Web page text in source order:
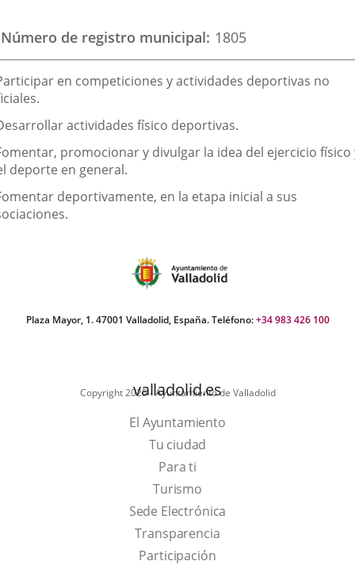
Número de registro municipal 1805
en competiciones y actividades deportivas no
actividades físico deportivas.
promocionar y divulgar la idea del ejercicio físico
deporte en general.
deportivamente, en la etapa inicial a sus
Plaza Mayor, 1. 47001 Valladolid, España. Teléfono:+34 983 426 100
Copyright 2025 - Ayuntamiento de Valladolid
valladolid.es
El Ayuntamiento
Tu ciudad
Para ti
TurismoThis
link
will
open
Sede Electrónica
Transparencia
Participación